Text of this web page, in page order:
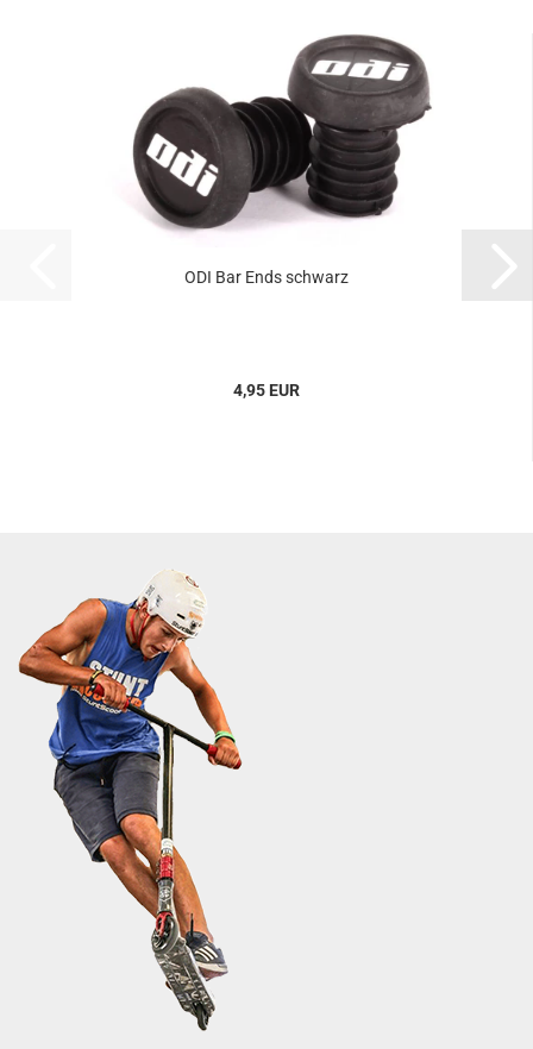
ODI Bar Ends schwarz
4,95 EUR